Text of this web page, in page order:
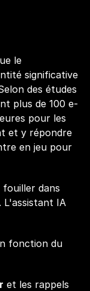
le
significative
des études
plus de 100 e-
pour les
et y répondre
en jeu pour
fouiller dans
L'assistant IA
fonction du
et les rappels